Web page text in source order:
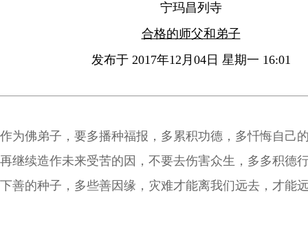
宁玛昌列寺
合格的师父和弟子
发布于 2017年12月04日 星期一 16:01
作为佛弟子，要多播种福报，多累积功德，多忏悔自己
再继续造作未来受苦的因，不要去伤害众生，多多积德
下善的种子，多些善因缘，灾难才能离我们远去，才能